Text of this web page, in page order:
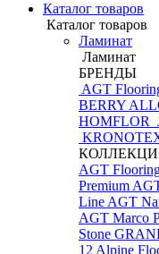
Каталог товаров
Каталог товаров
Ламинат
Ламинат
БРЕНДЫ
AGT
BERRY
HOMFLOR
AGT
Premium
Line AGT
AGT Marco
Stone
12 Alpine